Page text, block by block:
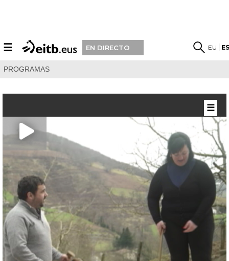
☰ EN DIRECTO EU
PROGRAMAS
☰